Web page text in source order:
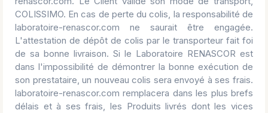
COLISSIMO. En cas de perte du colis, la responsabilité de
laboratoire-renascor.com ne saurait être engagée.
L'attestation de dépôt de colis par le transporteur fait foi
de sa bonne livraison. Si le Laboratoire RENASCOR est
dans l'impossibilité de démontrer la bonne exécution de
son prestataire, un nouveau colis sera envoyé à ses frais.
laboratoire-renascor.com remplacera dans les plus brefs
délais et à ses frais, les Produits livrés dont les vices